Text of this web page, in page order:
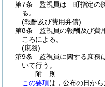
第7条
監視員は，町指定の
る。
(報酬及び費用弁償)
第8条
監視員の報酬及び費
ころによる。
(庶務)
第9条
監視員に関する庶務
いて行う。
附 則
この要項は，公布の日から